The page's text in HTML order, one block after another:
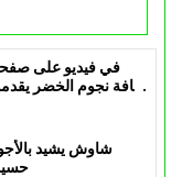
في فيديو على
كافة نجوم الخضر
شاوش يشيد